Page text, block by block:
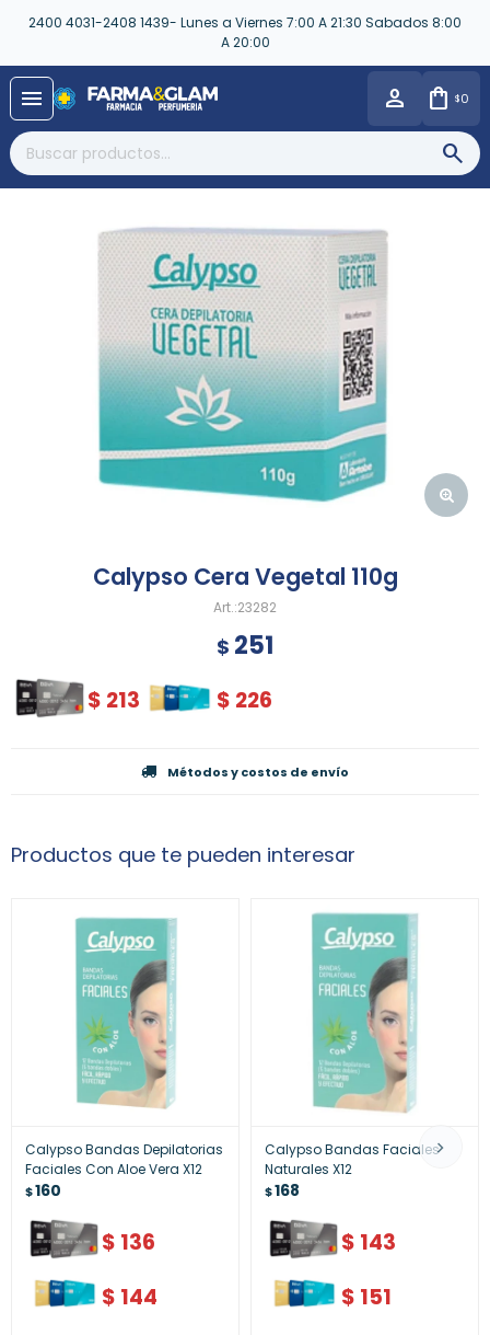
2400 4031-2408 1439- Lunes a Viernes 7:00 A 21:30 Sabados 8:00
A 20:00
menu $0
Calypso Cera Vegetal 110g
23282
$ 251
$ 213 $ 226
Métodos y costos de envío
Productos que te pueden interesar
Calypso Bandas Depilatorias
Faciales Con Aloe Vera X12
$160
$ 136
$ 144
Calypso Bandas Faciales
Naturales X12
$168
$ 143
$ 151